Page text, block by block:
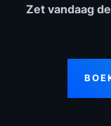
Zet vandaag